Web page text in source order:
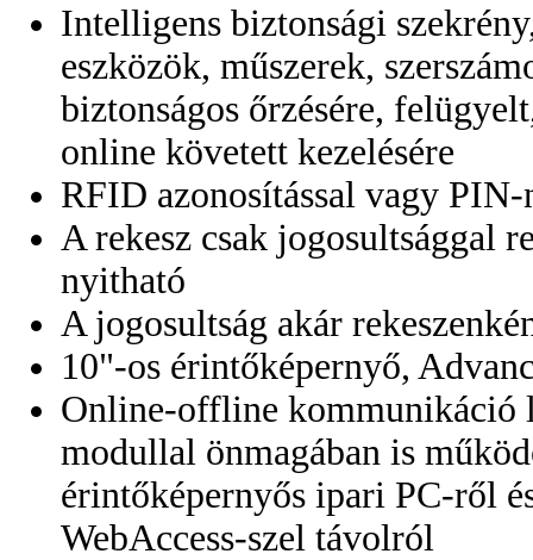
Intelligens biztonsági
eszközök, műszerek,
biztonságos őrzésére,
online követett kezelésére
RFID azonosítással vagy
A rekesz csak jogosultsággal
nyitható
A jogosultság akár
10"-os érintőképernyő,
Online-offline kommunikáció
modullal önmagában is
érintőképernyős ipari PC-ről
WebAccess-szel távolról